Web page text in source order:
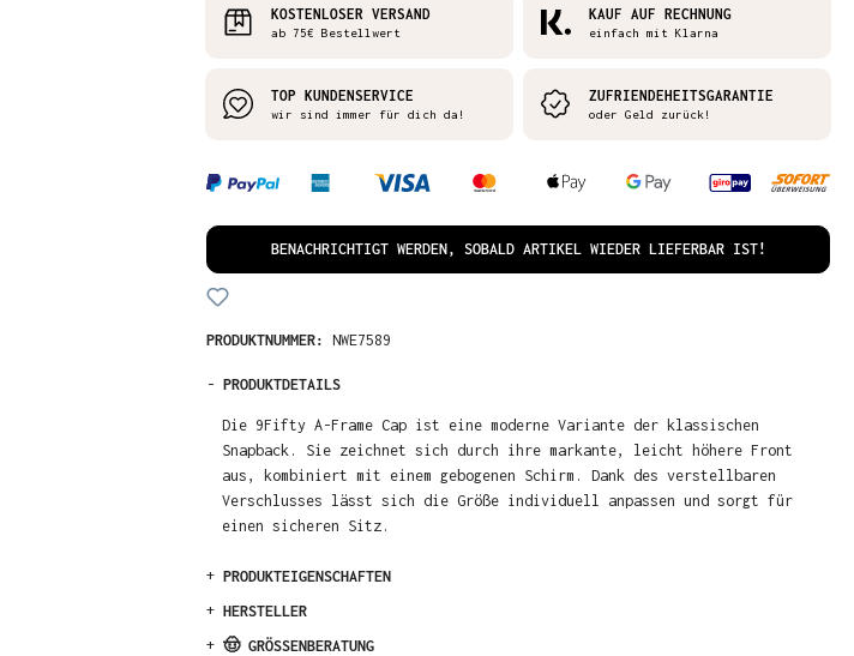
KOSTENLOSER VERSAND
ab 75€ Bestellwert
KAUF AUF RECHNUNG
einfach mit Klarna
TOP KUNDENSERVICE
wir sind immer für dich da!
ZUFRIENDEHEITSGARANTIE
oder Geld zurück!
BENACHRICHTIGT WERDEN, SOBALD ARTIKEL WIEDER LIEFERBAR IST!
PRODUKTNUMMER: NWE7589
- PRODUKTDETAILS
Die 9Fifty A-Frame Cap ist eine moderne Variante der klassischen
Snapback. Sie zeichnet sich durch ihre markante, leicht höhere Front
aus, kombiniert mit einem gebogenen Schirm. Dank des verstellbaren
Verschlusses lässt sich die Größe individuell anpassen und sorgt für
einen sicheren Sitz.
+ PRODUKTEIGENSCHAFTEN
+ HERSTELLER
+ 🤠 GRÖSSENBERATUNG